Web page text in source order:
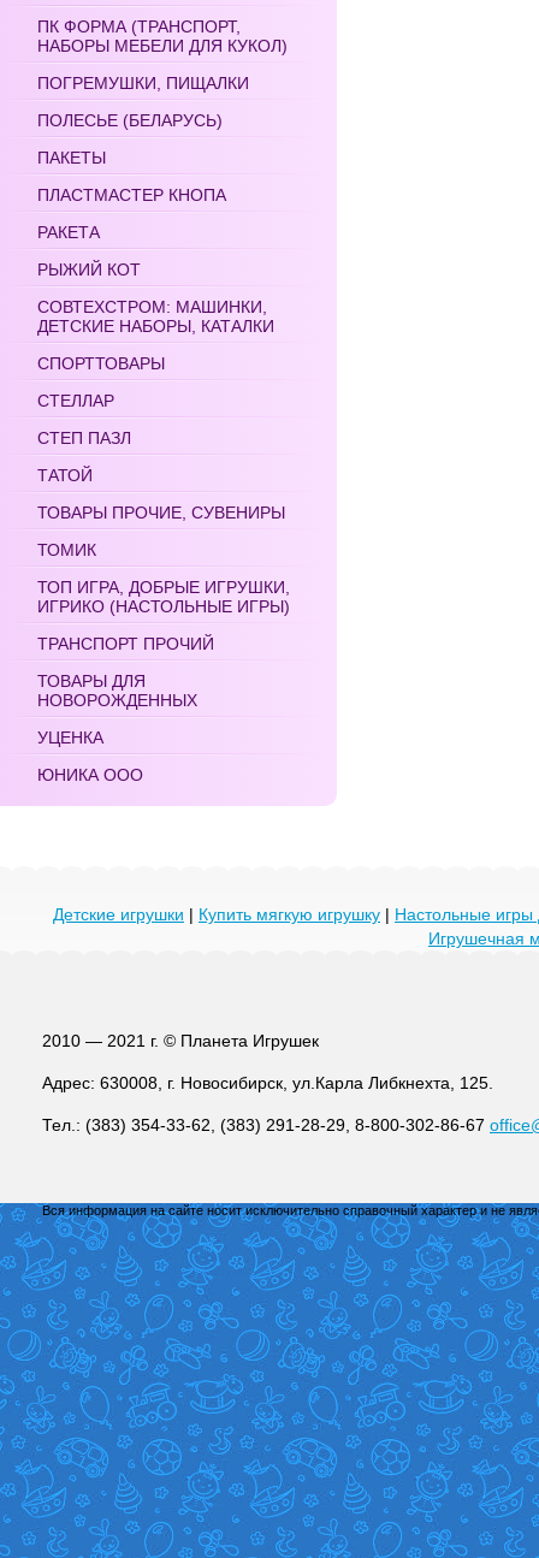
ПК ФОРМА (ТРАНСПОРТ,
НАБОРЫ МЕБЕЛИ ДЛЯ КУКОЛ)
ПОГРЕМУШКИ, ПИЩАЛКИ
ПОЛЕСЬЕ (БЕЛАРУСЬ)
ПАКЕТЫ
ПЛАСТМАСТЕР КНОПА
РАКЕТА
РЫЖИЙ КОТ
СОВТЕХСТРОМ: МАШИНКИ,
ДЕТСКИЕ НАБОРЫ, КАТАЛКИ
СПОРТТОВАРЫ
СТЕЛЛАР
СТЕП ПАЗЛ
ТАТОЙ
ТОВАРЫ ПРОЧИЕ, СУВЕНИРЫ
ТОМИК
ТОП ИГРА, ДОБРЫЕ ИГРУШКИ,
ИГРИКО (НАСТОЛЬНЫЕ ИГРЫ)
ТРАНСПОРТ ПРОЧИЙ
ТОВАРЫ ДЛЯ
НОВОРОЖДЕННЫХ
УЦЕНКА
ЮНИКА ООО
Детские игрушки | Купить мягкую игрушку | Настольные игры
Игрушечная
2010 — 2021 г. © Планета Игрушек
Адрес: 630008, г. Новосибирск, ул.Карла Либкнехта, 125.
Тел.: (383) 354-33-62, (383) 291-28-29, 8-800-302-86-67
Вся информация на сайте носит исключительно справочный характер и не